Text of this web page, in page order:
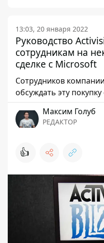
13:03, 20 января 2022
Руководство
сотрудникам на
сделке с Microsoft
Сотрудников
обсуждать эту
Максим Голуб
РЕДАКТОР
👍